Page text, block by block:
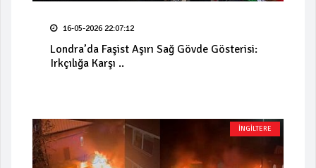
16-05-2026 22:07:12
Londra’da Faşist Aşırı Sağ Gövde Gösterisi:
Irkçılığa Karşı ..
İNGİLTERE